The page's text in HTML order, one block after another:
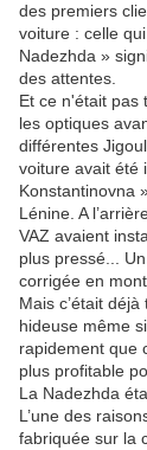
des premiers
voiture : celle
Nadezhda »
des attentes.
Et ce n'était pas
les optiques
différentes
voiture avait été
Konstantinovna
Lénine. A
VAZ avaient
plus pressé...
corrigée en
Mais c’était
hideuse même
rapidement que
plus profitable
La Nadezhda
L’une des
fabriquée sur la